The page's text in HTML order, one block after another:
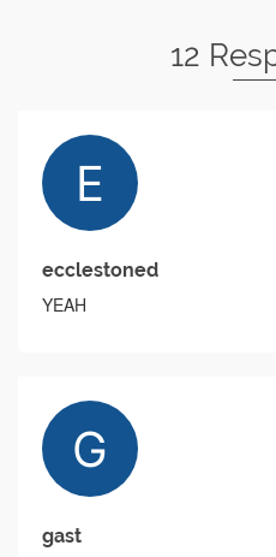
12
ecclestoned
YEAH
gast